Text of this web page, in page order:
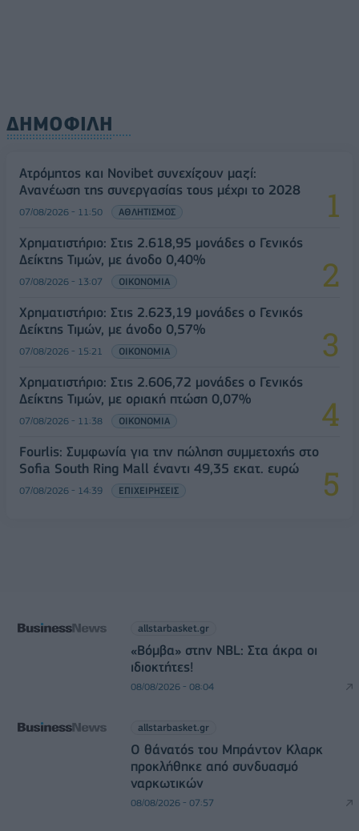
ΔΗΜΟΦΙΛΗ
Ατρόμητος και Novibet συνεχίζουν μαζί:
Ανανέωση της συνεργασίας τους μέχρι το 2028
07/08/2026 - 11:50 ΑΘΛΗΤΙΣΜΟΣ
Χρηματιστήριο: Στις 2.618,95 μονάδες ο Γενικός
Δείκτης Τιμών, με άνοδο 0,40%
07/08/2026 - 13:07 ΟΙΚΟΝΟΜΙΑ
Χρηματιστήριο: Στις 2.623,19 μονάδες ο Γενικός
Δείκτης Τιμών, με άνοδο 0,57%
07/08/2026 - 15:21 ΟΙΚΟΝΟΜΙΑ
Χρηματιστήριο: Στις 2.606,72 μονάδες ο Γενικός
Δείκτης Τιμών, με οριακή πτώση 0,07%
07/08/2026 - 11:38 ΟΙΚΟΝΟΜΙΑ
Fourlis: Συμφωνία για την πώληση συμμετοχής στο
Sofia South Ring Mall έναντι 49,35 εκατ. ευρώ
07/08/2026 - 14:39 ΕΠΙΧΕΙΡΗΣΕΙΣ
allstarbasket.gr
«Βόμβα» στην NBL: Στα άκρα οι
ιδιοκτήτες!
08/08/2026 - 08:04
allstarbasket.gr
O θάνατός του Μπράντον Κλαρκ
προκλήθηκε από συνδυασμό
ναρκωτικών
08/08/2026 - 07:57